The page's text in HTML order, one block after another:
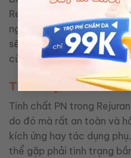
Rejuran cũng là một liệu
người trẻ tuổi, phương
sẽ giúp ngăn chặn và trì
cùng hữu hiệu.
Tiêm Rejuran có an
Tinh chất PN trong
do đó mà rất an toàn và
kích ứng hay tác dụng
thể gặp phải tình trạng